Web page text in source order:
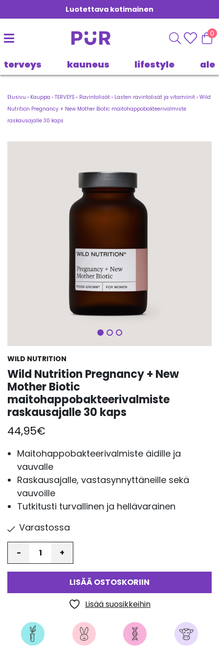
Luotettava kotimainen
0
terveys kauneus lifestyle ale
Etusivu › Kauppa › TERVEYS › Ravintolisät › Lasten ravintolisät ja vitamiinit › Wild
Nutrition Pregnancy + New Mother Biotic maitohappobakteerivalmiste
raskausajalle 30 kaps
Seuraava
WILD NUTRITION
Wild Nutrition Pregnancy + New
Mother Biotic
maitohappobakteerivalmiste
raskausajalle 30 kaps
44,95€
Maitohappobakteerivalmiste äidille ja
vauvalle
Raskausajalle, vastasynnyttäneille sekä
vauvoille
Tutkitusti turvallinen ja hellävarainen
Varastossa
LISÄÄ OSTOSKORIIN
Lisää suosikkeihin